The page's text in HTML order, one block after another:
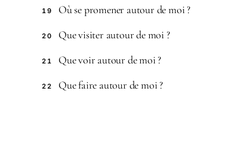
19 Où se promener autour de moi ?
20 Que visiter autour de moi ?
21 Que voir autour de moi ?
22 Que faire autour de moi ?